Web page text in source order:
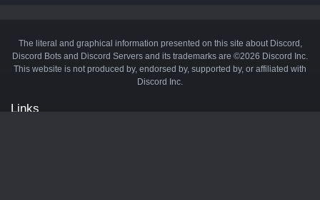
The literal and graphical information presented on this site about Discord,
Discord Bots and Discord Servers and its trademarks are ©2026 Discord Inc.
This website is not produced by, endorsed by, supported by, or affiliated with
Discord Inc.
Links